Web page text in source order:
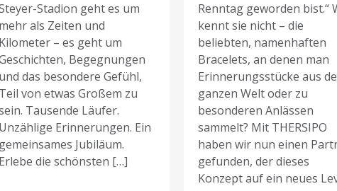
Stadion geht es um
mehr als Zeiten und
Kilometer – es geht um
Begegnungen
und das besondere Gefühl,
Teil von etwas Großem zu
Tausende Läufer.
Unzählige Erinnerungen. Ein
gemeinsames Jubiläum.
Erlebe die schönsten […]
Renntag geworden bist.“
kennt sie nicht – die
beliebten, namenhaften
Bracelets, an denen man
Erinnerungsstücke aus
ganzen Welt oder zu
besonderen Anlässen
sammelt? Mit THERSIPO
haben wir nun einen
gefunden, der dieses
Konzept auf ein neues